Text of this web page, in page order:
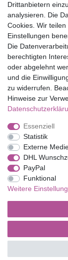
Top Marken
Eduplay
Folia
Shop
Mein Konto
Service
Versandkosten
Impressum
Drittanbietern
analysieren. Die
Cookies. Wir
Einstellungen
Die
berechtigten
oder abgelehnt
und die
zu widerrufen.
Hinweise zur
Essenziell
Statistik
Externe
DHL
PayPal
Funktional
Weitere